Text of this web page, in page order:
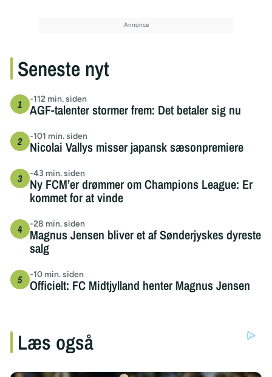
Seneste nyt
-112 min. siden
AGF-talenter stormer frem: Det betaler sig nu
-101 min. siden
Nicolai Vallys misser japansk sæsonpremiere
-43 min. siden
Ny FCM’er drømmer om Champions League: Er
kommet for at vinde
-28 min. siden
Magnus Jensen bliver et af Sønderjyskes dyreste
salg
-10 min. siden
Officielt: FC Midtjylland henter Magnus Jensen